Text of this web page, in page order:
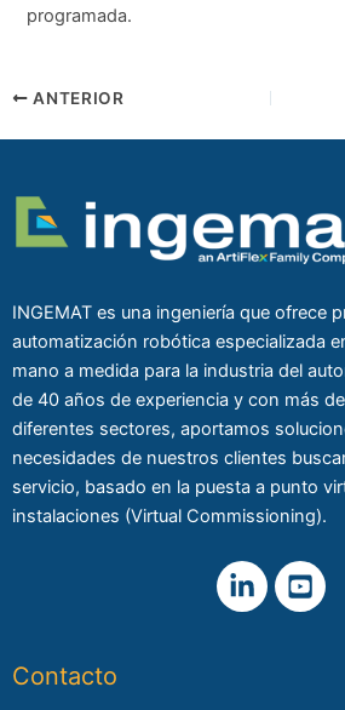
programada.
ANTERIOR
INGEMAT es una ingeniería que ofrece
automatización robótica especializada
mano a medida para la industria del
de 40 años de experiencia y con más
diferentes sectores, aportamos
necesidades de nuestros clientes
servicio, basado en la puesta a punto
instalaciones (Virtual Commissioning).
Contacto